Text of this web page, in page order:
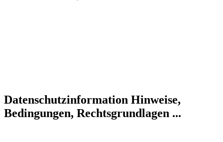
Datenschutzinformation Hinweise,
Bedingungen, Rechtsgrundlagen ...